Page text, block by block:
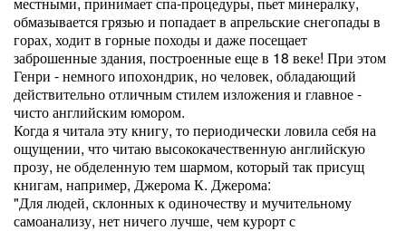
обмазывается грязью и попадает в апрельские снегопады в
горах, ходит в горные походы и даже посещает
заброшенные здания, построенные еще в 18 веке! При этом
Генри - немного ипохондрик, но человек, обладающий
действительно отличным стилем изложения и главное -
чисто английским юмором.
Когда я читала эту книгу, то периодически ловила себя на
ощущении, что читаю высококачественную английскую
прозу, не обделенную тем шармом, который так присущ
книгам, например, Джерома К. Джерома:
"Для людей, склонных к одиночеству и мучительному
самоанализу, нет ничего лучше, чем курорт с